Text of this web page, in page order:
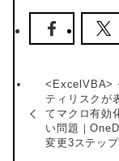
<ExcelVBA>
ティリスクが
てマクロ有効
い問題｜
変更3ステップ